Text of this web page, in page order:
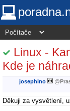
Linux -
Kde je
josephino @
Děkuji za vysvětlení,